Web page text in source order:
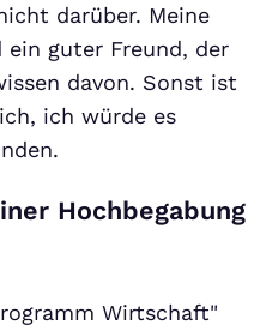
darüber. Meine
ein guter Freund, der
davon. Sonst ist
ich würde es
Hochbegabung
Wirtschaft"